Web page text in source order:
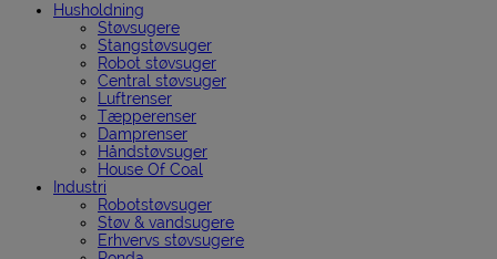
Husholdning
Støvsugere
Stangstøvsuger
Robot støvsuger
Central støvsuger
Luftrenser
Tæpperenser
Damprenser
Håndstøvsuger
House Of Coal
Industri
Robotstøvsuger
Støv & vandsugere
Erhvervs støvsugere